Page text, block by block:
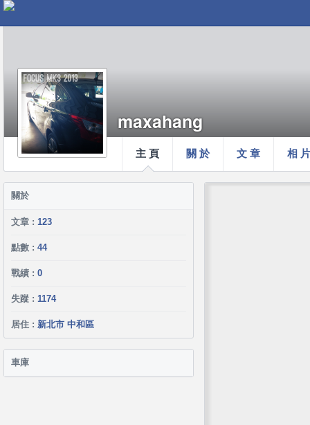
主 頁 關 於 文 章 相 片
maxahang
關於
文章 : 123
點數 : 44
戰績 : 0
失蹤 : 1174
居住 : 新北市 中和區
車庫